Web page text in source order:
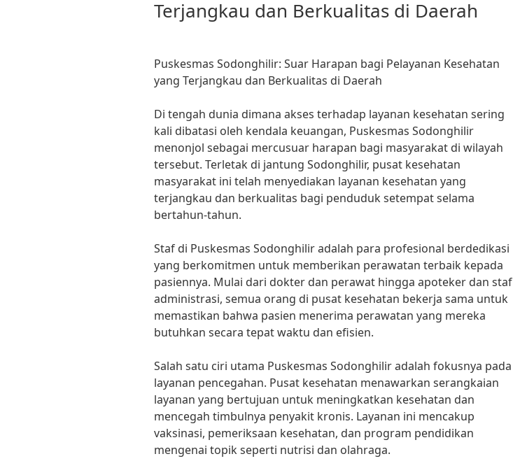
Terjangkau dan Berkualitas di Daerah
Puskesmas Sodonghilir: Suar Harapan bagi Pelayanan Kesehatan
yang Terjangkau dan Berkualitas di Daerah
Di tengah dunia dimana akses terhadap layanan kesehatan sering
kali dibatasi oleh kendala keuangan, Puskesmas Sodonghilir
menonjol sebagai mercusuar harapan bagi masyarakat di wilayah
tersebut. Terletak di jantung Sodonghilir, pusat kesehatan
masyarakat ini telah menyediakan layanan kesehatan yang
terjangkau dan berkualitas bagi penduduk setempat selama
bertahun-tahun.
Staf di Puskesmas Sodonghilir adalah para profesional berdedikasi
yang berkomitmen untuk memberikan perawatan terbaik kepada
pasiennya. Mulai dari dokter dan perawat hingga apoteker dan staf
administrasi, semua orang di pusat kesehatan bekerja sama untuk
memastikan bahwa pasien menerima perawatan yang mereka
butuhkan secara tepat waktu dan efisien.
Salah satu ciri utama Puskesmas Sodonghilir adalah fokusnya pada
layanan pencegahan. Pusat kesehatan menawarkan serangkaian
layanan yang bertujuan untuk meningkatkan kesehatan dan
mencegah timbulnya penyakit kronis. Layanan ini mencakup
vaksinasi, pemeriksaan kesehatan, dan program pendidikan
mengenai topik seperti nutrisi dan olahraga.